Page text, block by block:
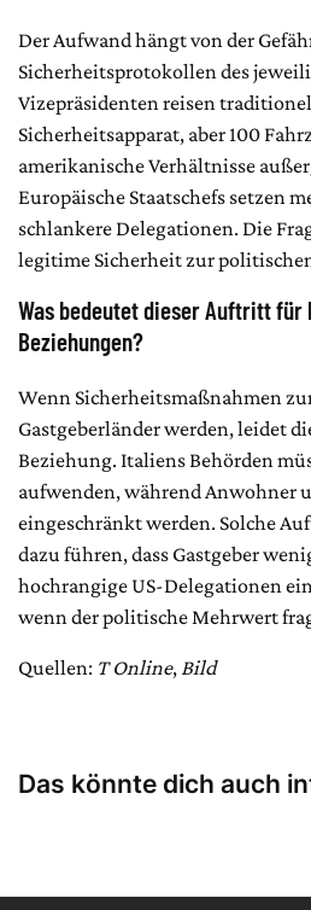
Der Aufwand hängt von der
Sicherheitsprotokollen des
Vizepräsidenten reisen
Sicherheitsapparat, aber 100
amerikanische Verhältnisse
Europäische Staatschefs setzen
schlankere Delegationen. Die
legitime Sicherheit zur
Was bedeutet dieser Auftritt
Beziehungen?
Wenn Sicherheitsmaßnahmen
Gastgeberländer werden, leidet
Beziehung. Italiens Behörden
aufwenden, während Anwohner
eingeschränkt werden. Solche
dazu führen, dass Gastgeber
hochrangige US-Delegationen
wenn der politische Mehrwert
Quellen: T Online, Bild
Das könnte dich auch